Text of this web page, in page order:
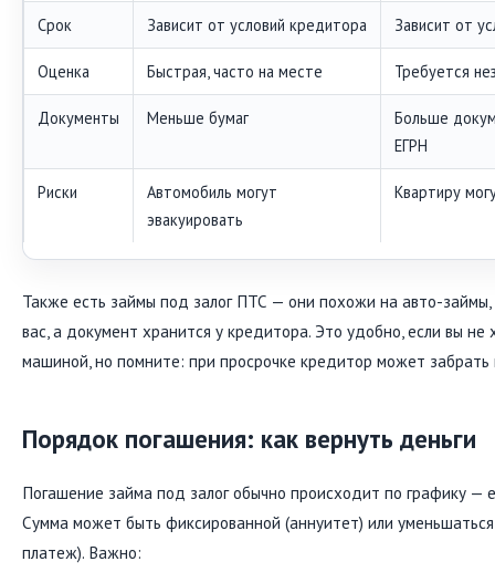
Срок Зависит от условий кредитора Зависит от
Оценка Быстрая, часто на месте Требуется
Документы Меньше бумаг
Больше
ЕГРН
Риски
Автомобиль могут
эвакуировать
Квартиру
Также есть займы под залог ПТС — они похожи на авто-займы,
вас, а документ хранится у кредитора. Это удобно, если вы не
машиной, но помните: при просрочке кредитор может забрать
Порядок погашения: как вернуть деньги
Погашение займа под залог обычно происходит по графику —
Сумма может быть фиксированной (аннуитет) или
платеж). Важно: